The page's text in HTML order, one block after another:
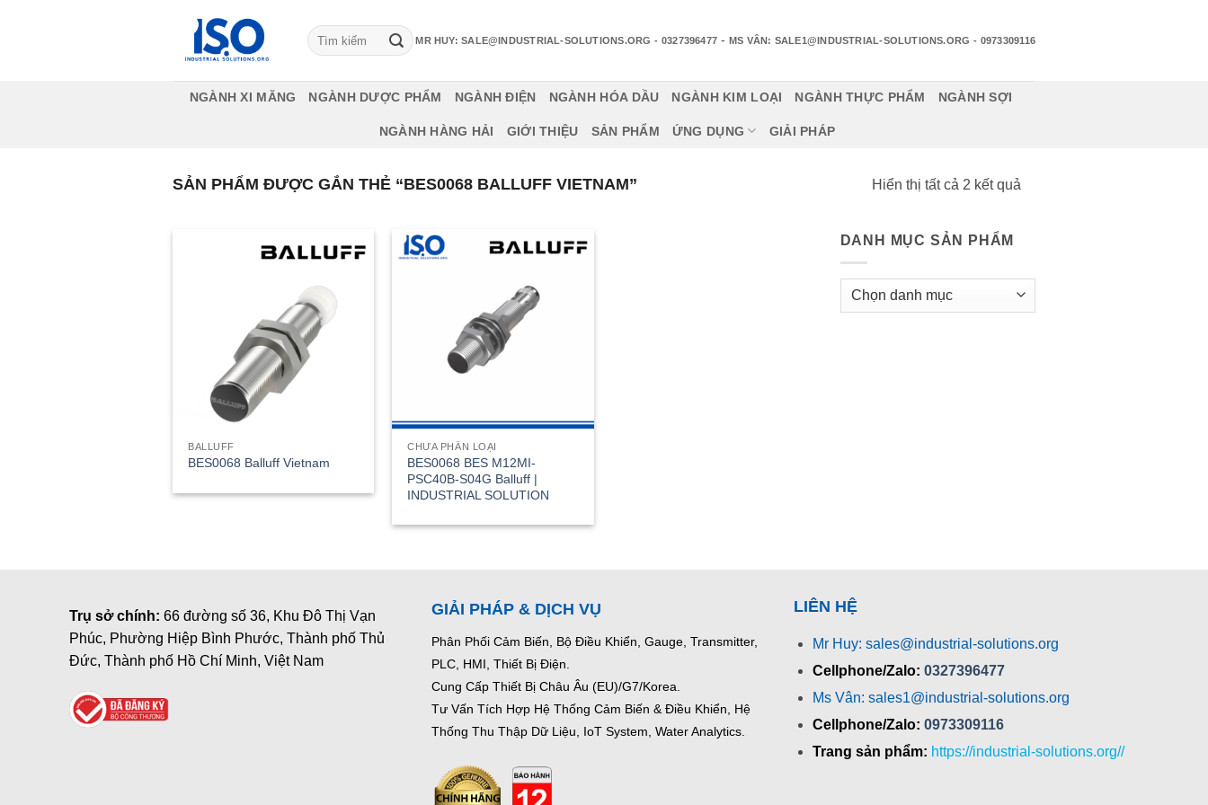
Tìm
kiếm:
MR HUY: SALE@INDUSTRIAL-SOLUTIONS.ORG - 0327396477 -MS VÂN: SALE1@INDUSTRIAL-SOLUTIONS.ORG - 0973309116
NGÀNH XI MĂNG NGÀNH DƯỢC PHẨM NGÀNH ĐIỆN NGÀNH HÓA DẦU NGÀNH KIM LOẠI NGÀNH THỰC PHẨM NGÀNH SỢI
NGÀNH HÀNG HẢI GIỚI THIỆU SẢN PHẨM ỨNG DỤNG GIẢI PHÁP
SẢN PHẨM ĐƯỢC GẮN THẺ “BES0068 BALLUFF VIETNAM” Hiển thị tất cả 2 kết quả
nhất
BALLUFF
BES0068 Balluff Vietnam
CHƯA PHÂN LOẠI
BES0068 BES M12MI-
PSC40B-S04G Balluff |
INDUSTRIAL SOLUTION
DANH MỤC SẢN PHẨM
Trụ sở chính: 66 đường số 36, Khu Đô Thị Vạn
Phúc, Phường Hiệp Bình Phước, Thành phố Thủ
Đức, Thành phố Hồ Chí Minh, Việt Nam
GIẢI PHÁP & DỊCH VỤ
Phân Phối Cảm Biến, Bộ Điều Khiển, Gauge, Transmitter,
PLC, HMI, Thiết Bị Điện.
Cung Cấp Thiết Bị Châu Âu (EU)/G7/Korea.
Tư Vấn Tích Hợp Hệ Thống Cảm Biến & Điều Khiển, Hệ
Thống Thu Thập Dữ Liệu, IoT System, Water Analytics.
LIÊN HỆ
Mr Huy: sales@industrial-solutions.org
Cellphone/Zalo: 0327396477
Ms Vân: sales1@industrial-solutions.org
Cellphone/Zalo: 0973309116
Trang sản phẩm: https://industrial-solutions.org//